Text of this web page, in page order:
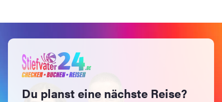
Du planst eine nächste Reise?